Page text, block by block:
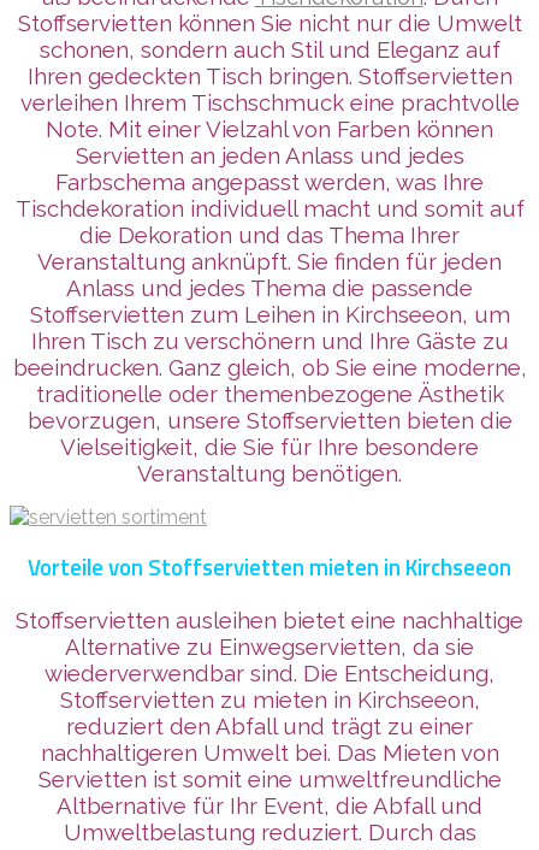
Stoffservietten können Sie nicht nur die Umwelt
schonen, sondern auch Stil und Eleganz auf
Ihren gedeckten Tisch bringen. Stoffservietten
verleihen Ihrem Tischschmuck eine prachtvolle
Note. Mit einer Vielzahl von Farben können
Servietten an jeden Anlass und jedes
Farbschema angepasst werden, was Ihre
Tischdekoration individuell macht und somit auf
die Dekoration und das Thema Ihrer
Veranstaltung anknüpft. Sie finden für jeden
Anlass und jedes Thema die passende
Stoffservietten zum Leihen in Kirchseeon, um
Ihren Tisch zu verschönern und Ihre Gäste zu
beeindrucken. Ganz gleich, ob Sie eine moderne,
traditionelle oder themenbezogene Ästhetik
bevorzugen, unsere Stoffservietten bieten die
Vielseitigkeit, die Sie für Ihre besondere
Veranstaltung benötigen.
Vorteile von Stoffservietten mieten in Kirchseeon
Stoffservietten ausleihen bietet eine nachhaltige
Alternative zu Einwegservietten, da sie
wiederverwendbar sind. Die Entscheidung,
Stoffservietten zu mieten in Kirchseeon,
reduziert den Abfall und trägt zu einer
nachhaltigeren Umwelt bei. Das Mieten von
Servietten ist somit eine umweltfreundliche
Altbernative für Ihr Event, die Abfall und
Umweltbelastung reduziert. Durch das